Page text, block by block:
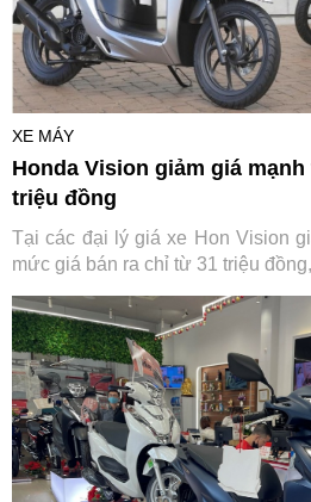
XE MÁY
Honda Vision giảm giá
triệu đồng
Tại các đại lý giá xe Hon Vision
mức giá bán ra chỉ từ 31 triệu